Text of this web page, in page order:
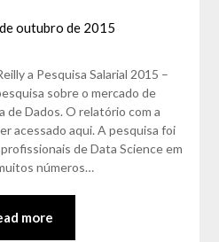
outubro de 2015
Matos
a Pesquisa Salarial 2015 –
sobre o mercado de
de Dados. O relatório com a
acessado aqui. A pesquisa foi
de Data Science em
números…
more